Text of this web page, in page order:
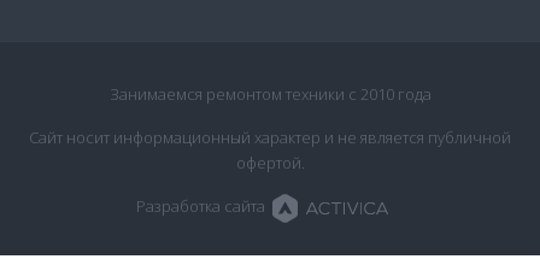
Занимаемся ремонтом техники с 2010 года
Сайт носит информационный характер и не является публичной
офертой.
Разработка сайта